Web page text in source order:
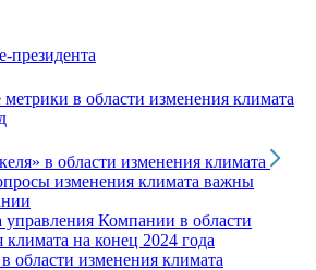
в области изменения климата
в области изменения климата
изменения климата важны
управления Компании в области
климата на конец 2024 года
области изменения климата